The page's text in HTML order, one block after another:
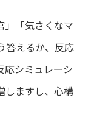
」「気さくなマ
答えるか、反応
応シミュレーシ
しますし、心構